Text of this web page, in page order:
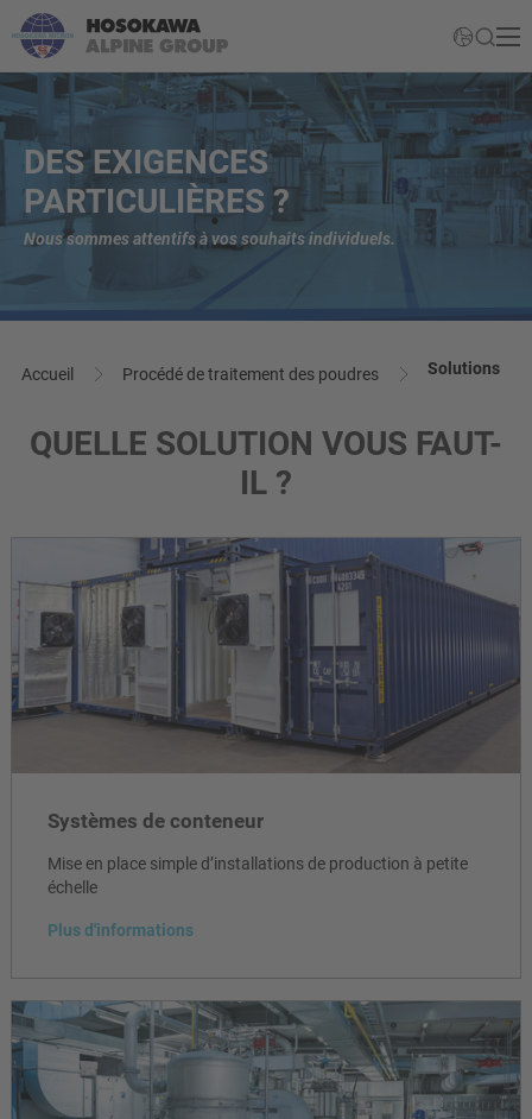
DES EXIGENCES
PARTICULIÈRES ?
Nous sommes attentifs à vos souhaits individuels.
Accueil Procédé de traitement des poudres Solutions
QUELLE SOLUTION VOUS FAUT-
IL ?
Systèmes de conteneur
Mise en place simple d’installations de production à petite
échelle
Plus d'informations